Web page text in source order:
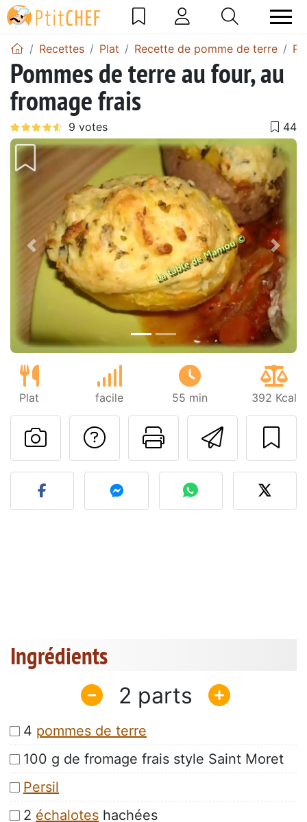
Recettes Plat Recette de pomme de terre
Pommes de terre au four, au
fromage frais
Précédent
Plat facile 55 min 392 Kcal
Imprimer
Poser une
Publier votre photo de
Ingrédients
2
4 pommes de terre
100 g de fromage frais style Saint Moret
Persil
2 échalotes hachées